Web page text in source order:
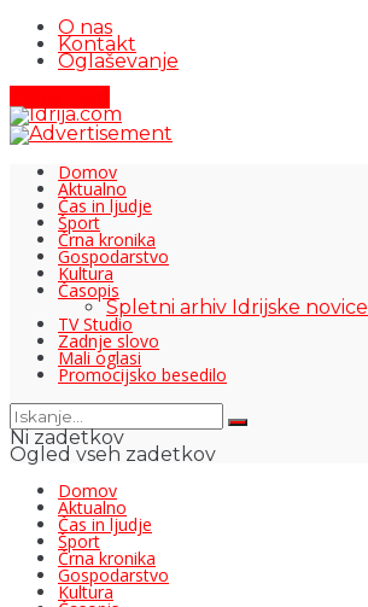
O nas
Kontakt
Oglaševanje
Domov
Aktualno
Čas in ljudje
Šport
Črna kronika
Gospodarstvo
Kultura
Časopis
Spletni arhiv Idrijske novice
TV Studio
Zadnje slovo
Mali oglasi
Promocijsko besedilo
Ni zadetkov
Ogled vseh zadetkov
Domov
Aktualno
Čas in ljudje
Šport
Črna kronika
Gospodarstvo
Kultura